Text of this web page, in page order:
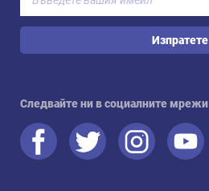
Изпратете
Следвайте ни в социалните мрежи